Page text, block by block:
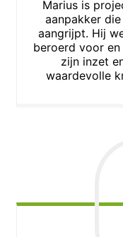
Marius is
aanpakker
aangrijpt. Hij
beroerd voor
zijn inzet
waardevolle